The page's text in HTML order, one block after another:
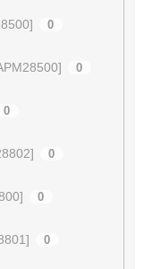
0
0
0
0
0
0